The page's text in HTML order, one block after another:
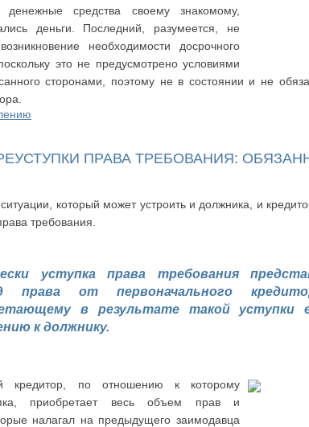
денежные средства своему знакомому,
деньги. Последний, разумеется, не
необходимости досрочного
это не предусмотрено условиями
сторонами, поэтому не в состоянии и не
ПРАВА ТРЕБОВАНИЯ:
который может устроить и должника, и
требования.
уступка права требования
права от первоначального
в результате такой уступки
к должнику.
кредитор, по отношению к которому
приобретает весь объем прав и
налагал на предыдущего заимодавца